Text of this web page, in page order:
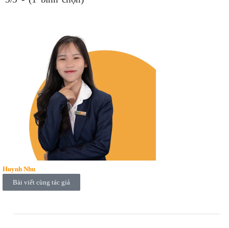
Huynh Nhu
Bài viết cùng tác giả